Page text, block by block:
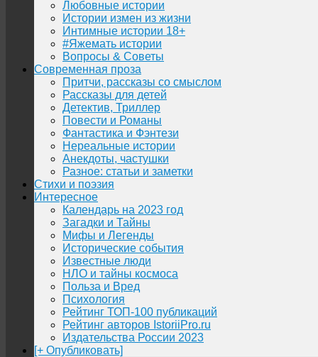
Любовные истории
Истории измен из жизни
Интимные истории 18+
#Яжемать истории
Вопросы & Советы
Современная проза
Притчи, рассказы со смыслом
Рассказы для детей
Детектив, Триллер
Повести и Романы
Фантастика и Фэнтези
Нереальные истории
Анекдоты, частушки
Разное: статьи и заметки
Стихи и поэзия
Интересное
Календарь на 2023 год
Загадки и Тайны
Мифы и Легенды
Исторические события
Известные люди
НЛО и тайны космоса
Польза и Вред
Психология
Рейтинг ТОП-100 публикаций
Рейтинг авторов IstoriiPro.ru
Издательства России 2023
[+ Опубликовать]